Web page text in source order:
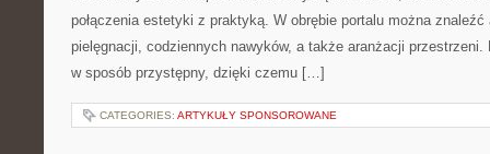
połączenia estetyki z praktyką. W obrębie portalu można znaleźć
pielęgnacji, codziennych nawyków, a także aranżacji przestrzeni.
w sposób przystępny, dzięki czemu […]
CATEGORIES: ARTYKUŁY SPONSOROWANE